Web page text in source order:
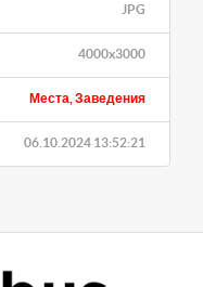
JPG
4000x3000
Места, Заведения
06.10.2024 13:52:21